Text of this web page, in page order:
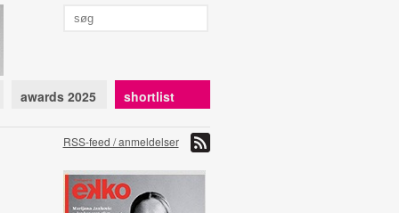
awards 2025 shortlist
RSS-feed / anmeldelser